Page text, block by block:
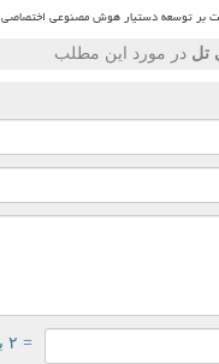
بر توسعه دستیار هوش مصنوعی اختصاصی
تل در مورد این مطلب
= ۲ بعلاوه ۱